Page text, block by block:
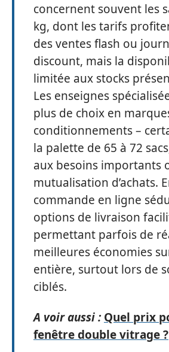
concernent souvent les
kg, dont les tarifs
des ventes flash ou
discount, mais la
limitée aux stocks
Les enseignes
plus de choix en
conditionnements –
la palette de 65 à 72
aux besoins importants
mutualisation d’achats.
commande en ligne
options de livraison
permettant parfois de
meilleures économies
entière, surtout lors de
ciblés.
A voir aussi : Quel prix
fenêtre double vitrage ?